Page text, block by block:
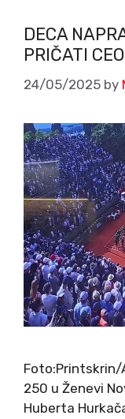
DECA
PRIČATI
24/05/2025 by
250 u Ženevi
Huberta